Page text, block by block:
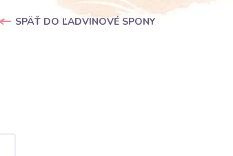
SPÄŤ DO ĽADVINOVÉ SPONY